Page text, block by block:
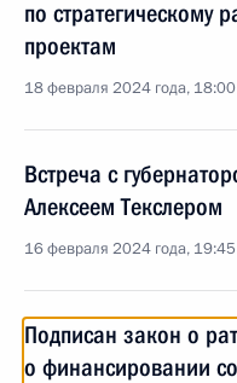
по стратегическому
проектам
18 февраля 2024 года, 18:00
Встреча с
Алексеем Текслером
16 февраля 2024 года, 19:45
Подписан закон о
о финансировании